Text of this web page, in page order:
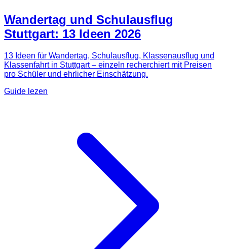
Wandertag und Schulausflug
Stuttgart: 13 Ideen 2026
13 Ideen für Wandertag, Schulausflug, Klassenausflug und
Klassenfahrt in Stuttgart – einzeln recherchiert mit Preisen
pro Schüler und ehrlicher Einschätzung.
Guide lezen